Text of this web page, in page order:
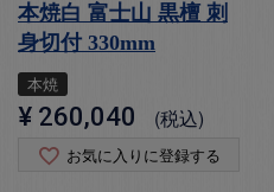
本焼白 富士山 黒檀 刺
身切付 330mm
本焼
¥ 260,040 税込
お気に入りに登録する